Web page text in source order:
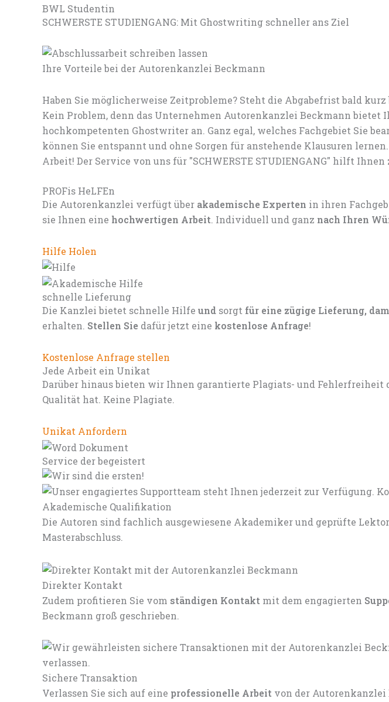
BWL Studentin
SCHWERSTE STUDIENGANG: Mit Ghostwriting schneller ans Ziel
Ihre Vorteile bei der Autorenkanzlei Beckmann
Haben Sie möglicherweise Zeitprobleme? Steht die Abgabefrist bald
Kein Problem, denn das Unternehmen Autorenkanzlei Beckmann
hochkompetenten Ghostwriter an. Ganz egal, welches Fachgebiet Sie
können Sie entspannt und ohne Sorgen für anstehende Klausuren
Arbeit! Der Service von uns für "SCHWERSTE STUDIENGANG" hilft
PROFis HeLFEn
Die Autorenkanzlei verfügt über akademische Experten in ihren
sie Ihnen eine hochwertigen Arbeit. Individuell und ganz nach Ihren
Hilfe Holen
schnelle Lieferung
Die Kanzlei bietet schnelle Hilfe und sorgt für eine zügige Lieferung,
erhalten. Stellen Sie dafür jetzt eine kostenlose Anfrage!
Kostenlose Anfrage stellen
Jede Arbeit ein Unikat
Darüber hinaus bieten wir Ihnen garantierte Plagiats- und
Qualität hat. Keine Plagiate.
Unikat Anfordern
Service der begeistert
Akademische Qualifikation
Die Autoren sind fachlich ausgewiesene Akademiker und geprüfte
Masterabschluss.
Direkter Kontakt
Zudem profitieren Sie vom ständigen Kontakt mit dem engagierten
Beckmann groß geschrieben.
Sichere Transaktion
Verlassen Sie sich auf eine professionelle Arbeit von der Autorenkanzlei